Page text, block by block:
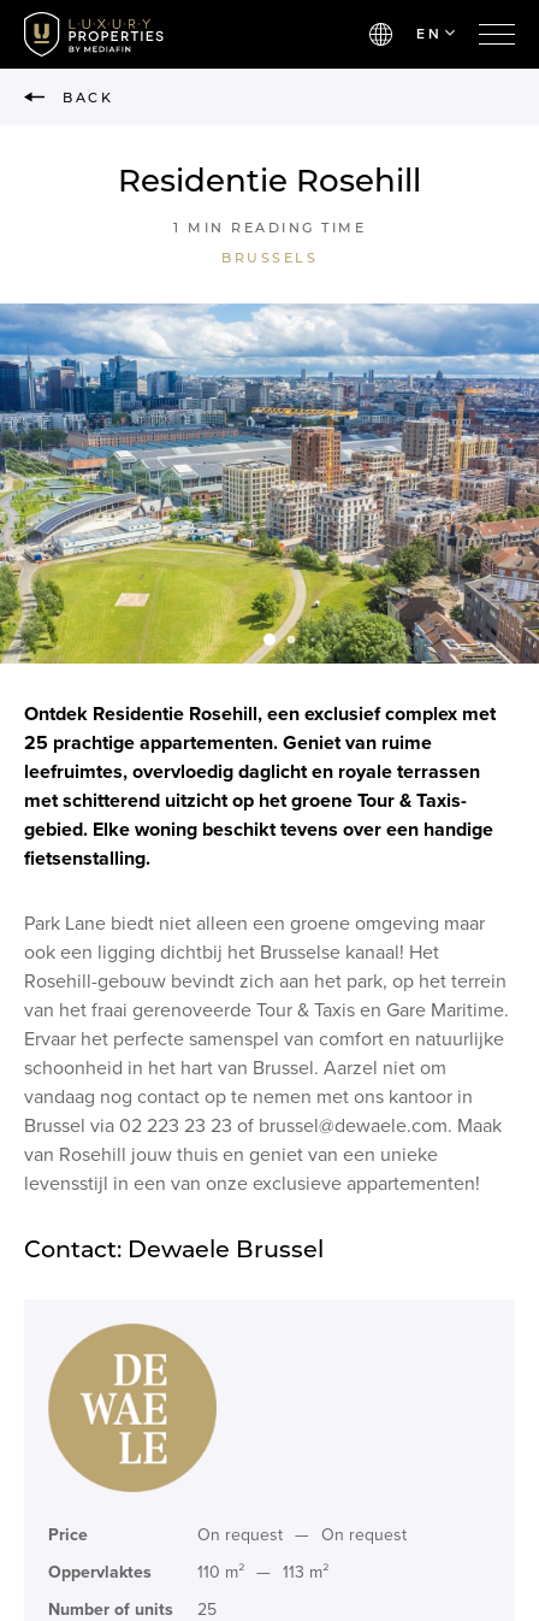
EN
BACK
Residentie Rosehill
1 MIN READING TIME
BRUSSELS
Ontdek Residentie Rosehill, een exclusief complex met
25 prachtige appartementen. Geniet van ruime
leefruimtes, overvloedig daglicht en royale terrassen
met schitterend uitzicht op het groene Tour & Taxis-
gebied. Elke woning beschikt tevens over een handige
fietsenstalling.
Park Lane biedt niet alleen een groene omgeving maar
ook een ligging dichtbij het Brusselse kanaal! Het
Rosehill-gebouw bevindt zich aan het park, op het terrein
van het fraai gerenoveerde Tour & Taxis en Gare Maritime.
Ervaar het perfecte samenspel van comfort en natuurlijke
schoonheid in het hart van Brussel. Aarzel niet om
vandaag nog contact op te nemen met ons kantoor in
Brussel via 02 223 23 23 of brussel@dewaele.com. Maak
van Rosehill jouw thuis en geniet van een unieke
levensstijl in een van onze exclusieve appartementen!
Contact: Dewaele Brussel
Price On request — On request
Oppervlaktes
110 m² — 113 m²
Number of units
25